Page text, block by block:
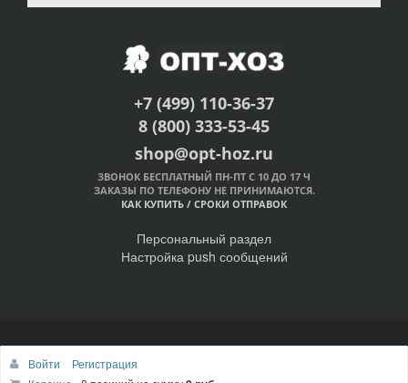
+7 (499) 110-36-37
8 (800) 333-53-45
shop@opt-hoz.ru
ЗВОНОК БЕСПЛАТНЫЙ ПН-ПТ С 10 ДО 17 Ч
ЗАКАЗЫ ПО ТЕЛЕФОНУ НЕ ПРИНИМАЮТСЯ.
КАК КУПИТЬ / СРОКИ ОТПРАВОК
Персональный раздел
Настройка push сообщений
© Интернет-магазин ОПТ-ХОЗ, 2011-2026
Войти
Регистрация